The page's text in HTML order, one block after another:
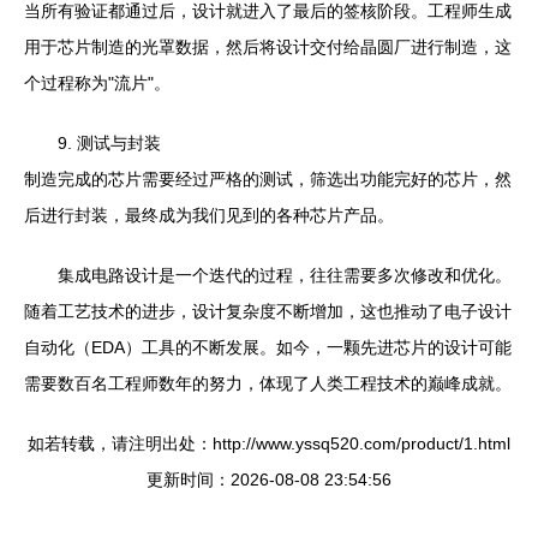
当所有验证都通过后，设计就进入了最后的签核阶段。工程师生成
用于芯片制造的光罩数据，然后将设计交付给晶圆厂进行制造，这
个过程称为"流片"。
9. 测试与封装
制造完成的芯片需要经过严格的测试，筛选出功能完好的芯片，然
后进行封装，最终成为我们见到的各种芯片产品。
集成电路设计是一个迭代的过程，往往需要多次修改和优化。
随着工艺技术的进步，设计复杂度不断增加，这也推动了电子设计
自动化（EDA）工具的不断发展。如今，一颗先进芯片的设计可能
需要数百名工程师数年的努力，体现了人类工程技术的巅峰成就。
如若转载，请注明出处：http://www.yssq520.com/product/1.html
更新时间：2026-08-08 23:54:56